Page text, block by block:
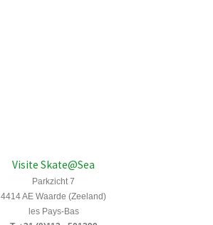
Visite Skate@Sea
Parkzicht 7
4414 AE Waarde (Zeeland)
les Pays-Bas